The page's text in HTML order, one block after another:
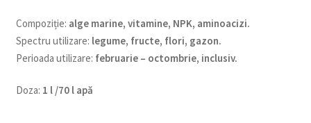
Compoziție: alge marine, vitamine, NPK, aminoacizi.
Spectru utilizare: legume, fructe, flori, gazon.
Perioada utilizare: februarie – octombrie, inclusiv.
Doza: 1 l /70 l apă